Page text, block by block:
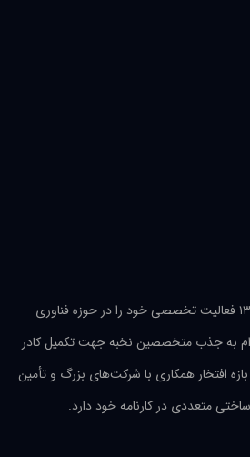
گروه مهندسی لناوا از سال ۱۳۹۸ فعالیت تخصصی خود را در حوزه فناوری
به جذب متخصصین نخبه جهت تکمیل کادر
افتخار همکاری با شرکت‌های بزرگ و تأمین
متعددی در کارنامه خود دارد.